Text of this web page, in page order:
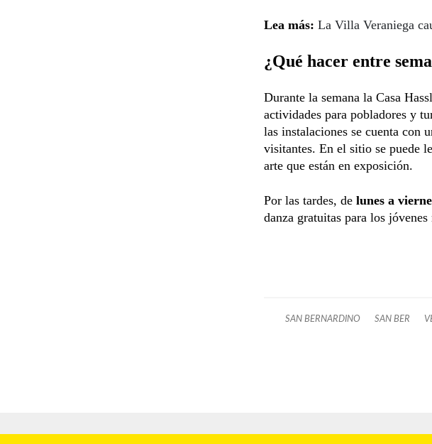
Lea más: La Villa Veraniega
¿Qué hacer entre
Durante la semana la Casa
actividades para pobladores y
las instalaciones se cuenta con
visitantes. En el sitio se puede
arte que están en exposición.
Por las tardes, de lunes a
danza gratuitas para los
SAN BERNARDINO SAN BER